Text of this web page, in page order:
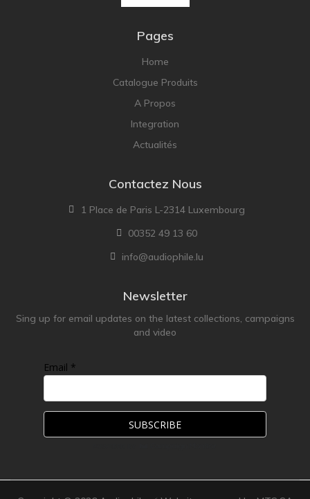
Pages
Home
Catalogue Produits
A Propos
Integration
Actualités
Contactez Nous
1 Place de Paris L-2314 Luxembourg
00352 49 13 60
info@audiophile.lu
Newsletter
Sing up for email updates on the latest collections, campaigns
and video
Email *